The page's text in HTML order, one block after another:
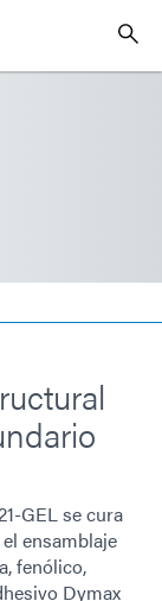
GEL se cura
ensamblaje
fenólico,
Dymax